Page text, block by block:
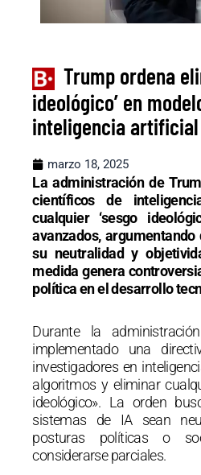
Trump ordena
ideológico’ en
inteligencia artificial
marzo 18, 2025
La administración de
científicos de
cualquier ‘sesgo
avanzados,
su neutralidad y
medida genera
política en el desarrollo
Durante la
implementado una
investigadores en
algoritmos y eliminar
ideológico». La orden
sistemas de IA sean
posturas políticas o
considerarse parciales.